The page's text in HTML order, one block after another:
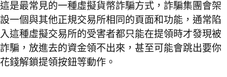
這是最常見的一種虛擬貨幣詐騙方式，詐騙集團會架
設一個與其他正規交易所相同的頁面和功能，通常陷
入這種虛擬交易所的受害者都只能在提領時才發現被
詐騙，放進去的資金領不出來，甚至可能會跳出要你
花錢解鎖提領按鈕等動作。